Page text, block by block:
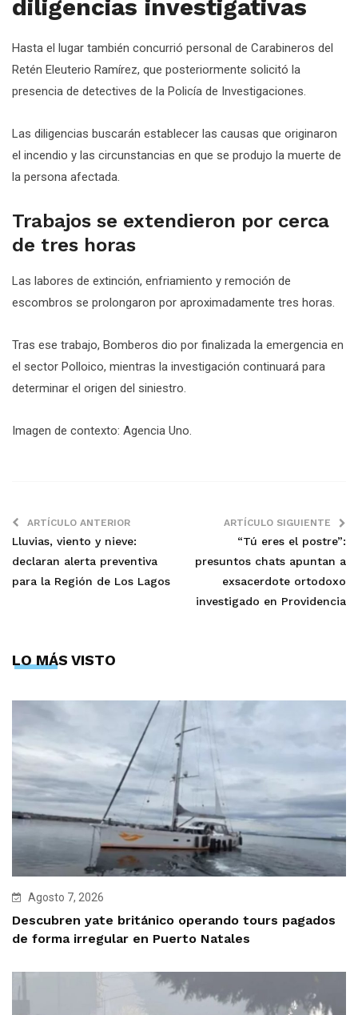
diligencias investigativas
Hasta el lugar también concurrió personal de Carabineros del
Retén Eleuterio Ramírez, que posteriormente solicitó la
presencia de detectives de la Policía de Investigaciones.
Las diligencias buscarán establecer las causas que originaron
el incendio y las circunstancias en que se produjo la muerte de
la persona afectada.
Trabajos se extendieron por cerca
de tres horas
Las labores de extinción, enfriamiento y remoción de
escombros se prolongaron por aproximadamente tres horas.
Tras ese trabajo, Bomberos dio por finalizada la emergencia en
el sector Polloico, mientras la investigación continuará para
determinar el origen del siniestro.
Imagen de contexto: Agencia Uno.
ARTÍCULO ANTERIOR
Lluvias, viento y nieve:
declaran alerta preventiva
para la Región de Los Lagos
ARTÍCULO SIGUIENTE
“Tú eres el postre”:
presuntos chats apuntan a
exsacerdote ortodoxo
investigado en Providencia
LO MÁS VISTO
Agosto 7, 2026
Descubren yate británico operando tours pagados
de forma irregular en Puerto Natales